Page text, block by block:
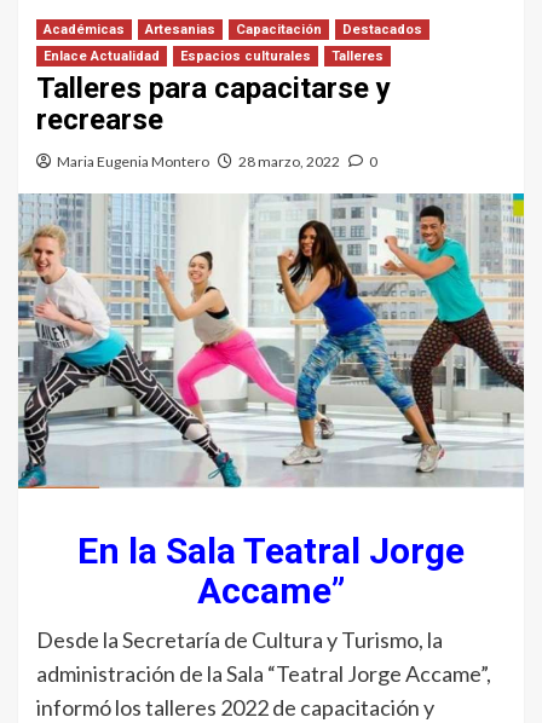
Académicas Artesanias Capacitación
Destacados
Enlace Actualidad
Espacios culturales Talleres
Talleres para capacitarse y
recrearse
Maria Eugenia Montero 28 marzo, 2022 0
En la Sala Teatral Jorge
Accame”
Desde la Secretaría de Cultura y Turismo, la
administración de la Sala “Teatral Jorge Accame”,
informó los talleres 2022 de capacitación y